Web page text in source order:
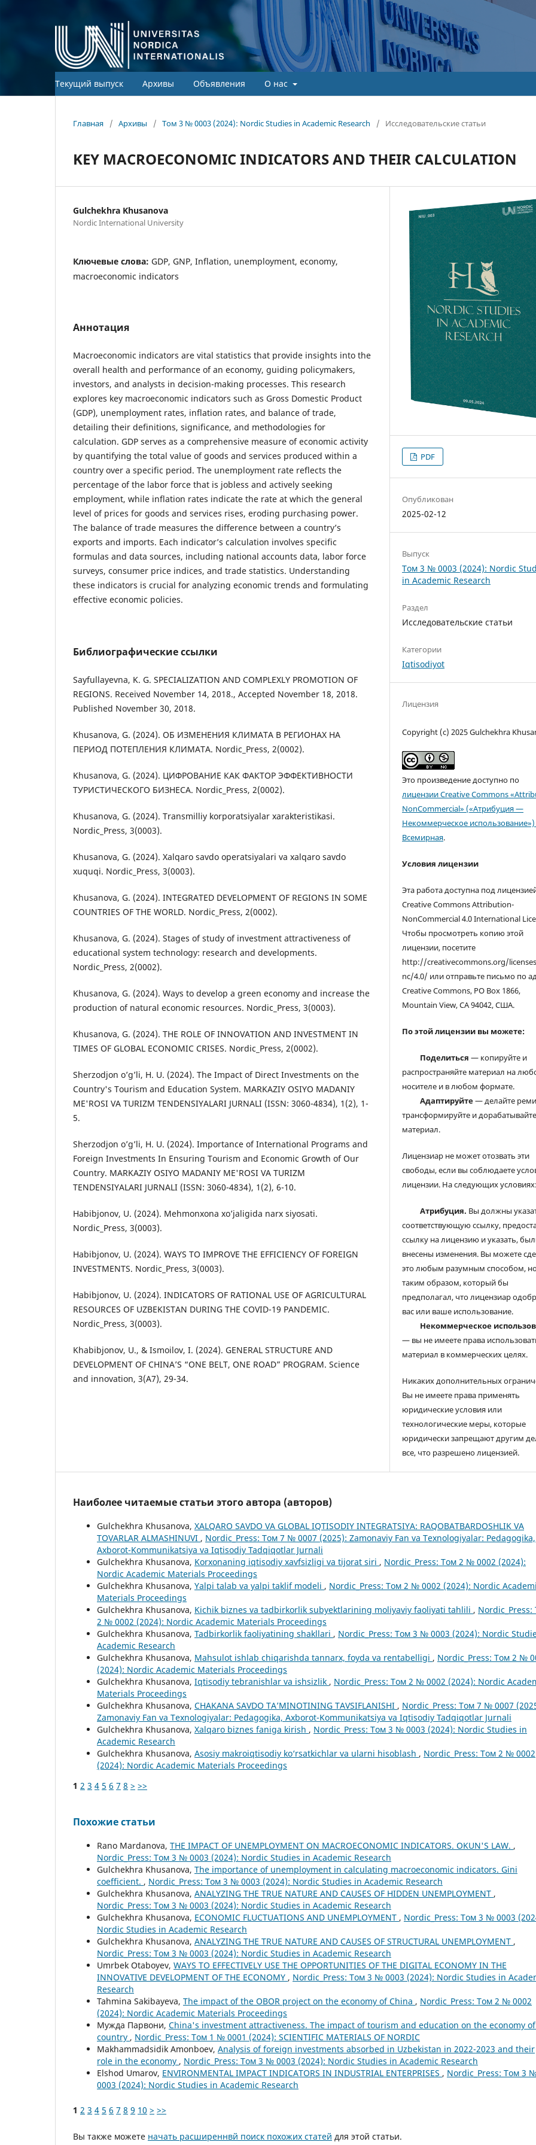
Текущий выпуск Архивы Объявления О нас
Главная / Архивы / Том 3 № 0003 (2024): Nordic Studies in Academic Research / Исследовательские статьи
KEY MACROECONOMIC INDICATORS AND THEIR CALCULATION
Gulchekhra Khusanova
Nordic International University
Ключевые слова: GDP, GNP, Inflation, unemployment, economy,
macroeconomic indicators
Аннотация
Macroeconomic indicators are vital statistics that provide insights into the
overall health and performance of an economy, guiding policymakers,
investors, and analysts in decision-making processes. This research
explores key macroeconomic indicators such as Gross Domestic Product
(GDP), unemployment rates, inflation rates, and balance of trade,
detailing their definitions, significance, and methodologies for
calculation. GDP serves as a comprehensive measure of economic activity
by quantifying the total value of goods and services produced within a
country over a specific period. The unemployment rate reflects the
percentage of the labor force that is jobless and actively seeking
employment, while inflation rates indicate the rate at which the general
level of prices for goods and services rises, eroding purchasing power.
The balance of trade measures the difference between a country’s
exports and imports. Each indicator’s calculation involves specific
formulas and data sources, including national accounts data, labor force
surveys, consumer price indices, and trade statistics. Understanding
these indicators is crucial for analyzing economic trends and formulating
effective economic policies.
Библиографические ссылки
Sayfullayevna, K. G. SPECIALIZATION AND COMPLEXLY PROMOTION OF
REGIONS. Received November 14, 2018., Accepted November 18, 2018.
Published November 30, 2018.
Khusanova, G. (2024). ОБ ИЗМЕНЕНИЯ КЛИМАТА В РЕГИОНАХ НА
ПЕРИОД ПОТЕПЛЕНИЯ КЛИМАТА. Nordic_Press, 2(0002).
Khusanova, G. (2024). ЦИФРОВАНИЕ КАК ФАКТОР ЭФФЕКТИВНОСТИ
ТУРИСТИЧЕСКОГО БИЗНЕСА. Nordic_Press, 2(0002).
Khusanova, G. (2024). Transmilliy korporatsiyalar xarakteristikasi.
Nordic_Press, 3(0003).
Khusanova, G. (2024). Xalqaro savdo operatsiyalari va xalqaro savdo
xuquqi. Nordic_Press, 3(0003).
Khusanova, G. (2024). INTEGRATED DEVELOPMENT OF REGIONS IN SOME
COUNTRIES OF THE WORLD. Nordic_Press, 2(0002).
Khusanova, G. (2024). Stages of study of investment attractiveness of
educational system technology: research and developments.
Nordic_Press, 2(0002).
Khusanova, G. (2024). Ways to develop a green economy and increase the
production of natural economic resources. Nordic_Press, 3(0003).
Khusanova, G. (2024). THE ROLE OF INNOVATION AND INVESTMENT IN
TIMES OF GLOBAL ECONOMIC CRISES. Nordic_Press, 2(0002).
Sherzodjon o’g’li, H. U. (2024). The Impact of Direct Investments on the
Country's Tourism and Education System. MARKAZIY OSIYO MADANIY
ME'ROSI VA TURIZM TENDENSIYALARI JURNALI (ISSN: 3060-4834), 1(2), 1-
5.
Sherzodjon o’g’li, H. U. (2024). Importance of International Programs and
Foreign Investments In Ensuring Tourism and Economic Growth of Our
Country. MARKAZIY OSIYO MADANIY ME'ROSI VA TURIZM
TENDENSIYALARI JURNALI (ISSN: 3060-4834), 1(2), 6-10.
Habibjonov, U. (2024). Mehmonxona xo’jaligida narx siyosati.
Nordic_Press, 3(0003).
Habibjonov, U. (2024). WAYS TO IMPROVE THE EFFICIENCY OF FOREIGN
INVESTMENTS. Nordic_Press, 3(0003).
Habibjonov, U. (2024). INDICATORS OF RATIONAL USE OF AGRICULTURAL
RESOURCES OF UZBEKISTAN DURING THE COVID-19 PANDEMIC.
Nordic_Press, 3(0003).
Khabibjonov, U., & Ismoilov, I. (2024). GENERAL STRUCTURE AND
DEVELOPMENT OF CHINA’S “ONE BELT, ONE ROAD” PROGRAM. Science
and innovation, 3(A7), 29-34.
PDF
Опубликован
2025-02-12
Выпуск
Том 3 № 0003 (2024): Nordic
in Academic Research
Раздел
Исследовательские статьи
Категории
Iqtisodiyot
Лицензия
Copyright (c) 2025 Gulchekhra
Это произведение доступно по
лицензии Creative Commons
NonCommercial» («Атрибуция —
Некоммерческое использование»)
Всемирная.
Условия лицензии
Эта работа доступна под
Creative Commons Attribution-
NonCommercial 4.0 International
Чтобы просмотреть копию этой
лицензии, посетите
http://creativecommons.org/
nc/4.0/ или отправьте письмо по
Creative Commons, PO Box 1866,
Mountain View, CA 94042, США.
По этой лицензии вы можете:
Поделиться — копируйте и
распространяйте материал на
носителе и в любом формате.
Адаптируйте— делайте
трансформируйте и дорабатывайте
материал.
Лицензиар не может отозвать эти
свободы, если вы соблюдаете
лицензии. На следующих условиях:
Атрибуция. Вы должны
соответствующую ссылку,
ссылку на лицензию и указать,
внесены изменения. Вы можете
это любым разумным способом,
таким образом, который бы
предполагал, что лицензиар
вас или ваше использование.
Некоммерческое
— вы не имеете права
материал в коммерческих целях.
Никаких дополнительных
Вы не имеете права применять
юридические условия или
технологические меры, которые
юридически запрещают другим
все, что разрешено лицензией.
Наиболее читаемые статьи этого автора (авторов)
Gulchekhra Khusanova, XALQARO SAVDO VA GLOBAL IQTISODIY INTEGRATSIYA: RAQOBATBARDOSHLIK VA
TOVARLAR ALMASHINUVI , Nordic_Press: Том 7 № 0007 (2025): Zamonaviy Fan va Texnologiyalar: Pedagogika,
Axborot-Kommunikatsiya va Iqtisodiy Tadqiqotlar Jurnali
Gulchekhra Khusanova, Korxonaning iqtisodiy xavfsizligi va tijorat siri , Nordic_Press: Том 2 № 0002 (2024):
Nordic Academic Materials Proceedings
Gulchekhra Khusanova, Yalpi talab va yalpi taklif modeli , Nordic_Press: Том 2 № 0002 (2024): Nordic
Materials Proceedings
Gulchekhra Khusanova, Kichik biznes va tadbirkorlik subyektlarining moliyaviy faoliyati tahlili , Nordic_Press:
2 № 0002 (2024): Nordic Academic Materials Proceedings
Gulchekhra Khusanova, Tadbirkorlik faoliyatining shakllari , Nordic_Press: Том 3 № 0003 (2024): Nordic
Academic Research
Gulchekhra Khusanova, Mahsulot ishlab chiqarishda tannarx, foyda va rentabelligi , Nordic_Press: Том 2 №
(2024): Nordic Academic Materials Proceedings
Gulchekhra Khusanova, Iqtisodiy tebranishlar va ishsizlik , Nordic_Press: Том 2 № 0002 (2024): Nordic
Materials Proceedings
Gulchekhra Khusanova, CHAKANA SAVDO TA’MINOTINING TAVSIFLANISHI , Nordic_Press: Том 7 № 0007
Zamonaviy Fan va Texnologiyalar: Pedagogika, Axborot-Kommunikatsiya va Iqtisodiy Tadqiqotlar Jurnali
Gulchekhra Khusanova, Xalqaro biznes faniga kirish , Nordic_Press: Том 3 № 0003 (2024): Nordic Studies in
Academic Research
Gulchekhra Khusanova, Asosiy makroiqtisodiy ko‘rsatkichlar va ularni hisoblash , Nordic_Press: Том 2 № 0002
(2024): Nordic Academic Materials Proceedings
1 2 3 4 5 6 7 8 > >>
Похожие статьи
Rano Mardanova, THE IMPACT OF UNEMPLOYMENT ON MACROECONOMIC INDICATORS. OKUN'S LAW. ,
Nordic_Press: Том 3 № 0003 (2024): Nordic Studies in Academic Research
Gulchekhra Khusanova, The importance of unemployment in calculating macroeconomic indicators. Gini
coefficient. , Nordic_Press: Том 3 № 0003 (2024): Nordic Studies in Academic Research
Gulchekhra Khusanova, ANALYZING THE TRUE NATURE AND CAUSES OF HIDDEN UNEMPLOYMENT ,
Nordic_Press: Том 3 № 0003 (2024): Nordic Studies in Academic Research
Gulchekhra Khusanova, ECONOMIC FLUCTUATIONS AND UNEMPLOYMENT , Nordic_Press: Том 3 № 0003
Nordic Studies in Academic Research
Gulchekhra Khusanova, ANALYZING THE TRUE NATURE AND CAUSES OF STRUCTURAL UNEMPLOYMENT ,
Nordic_Press: Том 3 № 0003 (2024): Nordic Studies in Academic Research
Umrbek Otaboyev, WAYS TO EFFECTIVELY USE THE OPPORTUNITIES OF THE DIGITAL ECONOMY IN THE
INNOVATIVE DEVELOPMENT OF THE ECONOMY , Nordic_Press: Том 3 № 0003 (2024): Nordic Studies in
Research
Tahmina Sakibayeva, The impact of the OBOR project on the economy of China , Nordic_Press: Том 2 № 0002
(2024): Nordic Academic Materials Proceedings
Мужда Парвони, China's investment attractiveness. The impact of tourism and education on the economy
country , Nordic_Press: Том 1 № 0001 (2024): SCIENTIFIC MATERIALS OF NORDIC
Makhammadsidik Amonboev, Analysis of foreign investments absorbed in Uzbekistan in 2022-2023 and their
role in the economy , Nordic_Press: Том 3 № 0003 (2024): Nordic Studies in Academic Research
Elshod Umarov, ENVIRONMENTAL IMPACT INDICATORS IN INDUSTRIAL ENTERPRISES , Nordic_Press: Том 3
0003 (2024): Nordic Studies in Academic Research
1 2 3 4 5 6 7 8 9 10 > >>
Вы также можете начать расширеннвй поиск похожих статей для этой статьи.